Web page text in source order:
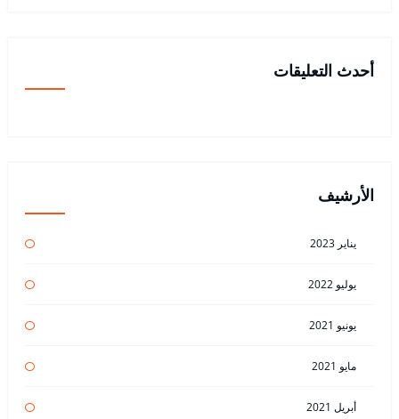
أحدث التعليقات
الأرشيف
يناير 2023
يوليو 2022
يونيو 2021
مايو 2021
أبريل 2021